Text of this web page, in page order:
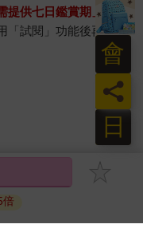
提供七日鑑賞期」的限
「試閱」功能後再付款
倍
日
員
會